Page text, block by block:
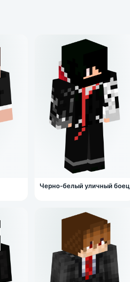
Черно-белый уличный боец